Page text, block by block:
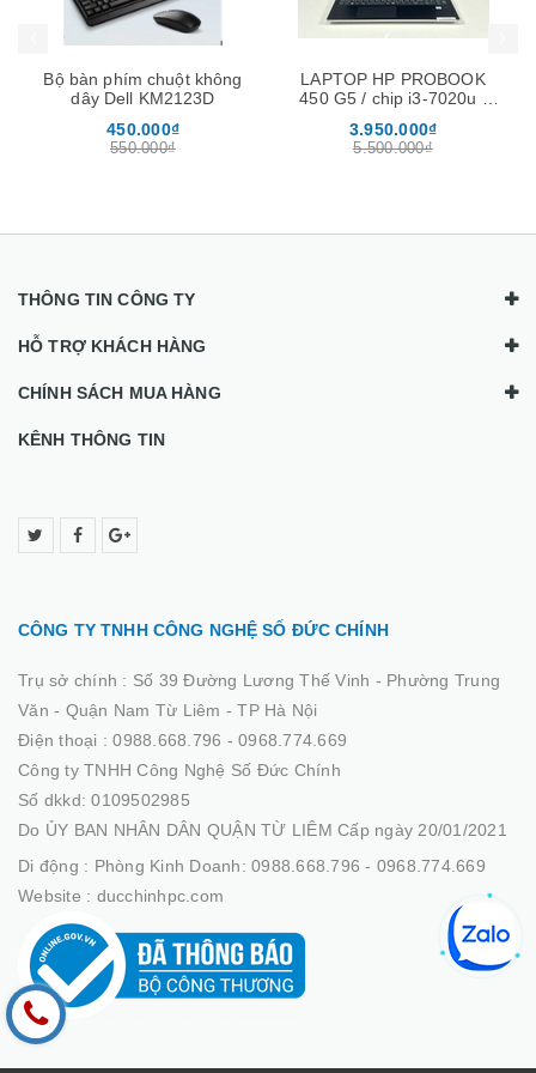
Bộ bàn phím chuột không
dây Dell KM2123D
450.000₫
550.000₫
LAPTOP HP PROBOOK
450 G5 / chip i3-7020u /
màn 15.6″
3.950.000₫
5.500.000₫
THÔNG TIN CÔNG TY
HỖ TRỢ KHÁCH HÀNG
CHÍNH SÁCH MUA HÀNG
KÊNH THÔNG TIN
CÔNG TY TNHH CÔNG NGHỆ SỐ ĐỨC CHÍNH
Trụ sở chính : Số 39 Đường Lương Thế Vinh - Phường Trung
Văn - Quận Nam Từ Liêm - TP Hà Nội
Điện thoại :0988.668.796 - 0968.774.669
Công ty TNHH Công Nghệ Số Đức Chính
Số dkkd: 0109502985
Do ỦY BAN NHÂN DÂN QUẬN TỪ LIÊM Cấp ngày 20/01/2021
Di động : Phòng Kinh Doanh: 0988.668.796 - 0968.774.669
Website : ducchinhpc.com